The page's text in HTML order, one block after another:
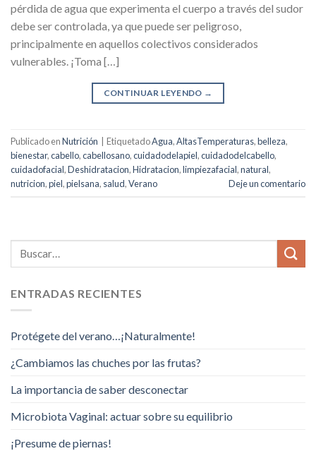
pérdida de agua que experimenta el cuerpo a través del sudor
debe ser controlada, ya que puede ser peligroso,
principalmente en aquellos colectivos considerados
vulnerables. ¡Toma […]
CONTINUAR LEYENDO →
Publicado enNutrición EtiquetadoAgua,AltasTemperaturas,belleza,
bienestar,cabello,cabellosano,cuidadodelapiel,cuidadodelcabello,
cuidadofacial,Deshidratacion,Hidratacion,limpiezafacial,natural,
nutricion,piel,pielsana, salud,Verano Deje un comentario
ENTRADAS RECIENTES
Protégete del verano…¡Naturalmente!
¿Cambiamos las chuches por las frutas?
La importancia de saber desconectar
Microbiota Vaginal: actuar sobre su equilibrio
¡Presume de piernas!